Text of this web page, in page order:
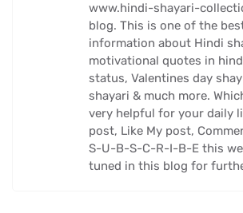
www.hindi-shayari-
blog. This is one of the
information about Hindi
motivational quotes in
status, Valentines day
shayari & much more.
very helpful for your daily
post, Like My post,
S-U-B-S-C-R-I-B-E this
tuned in this blog for